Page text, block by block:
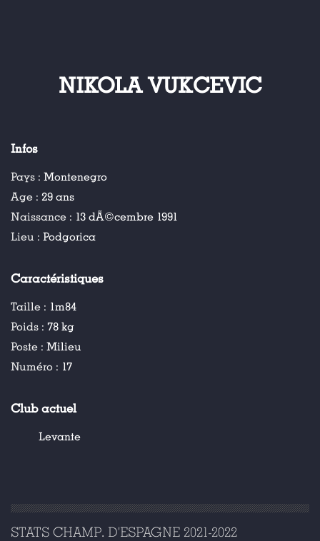
NIKOLA VUKCEVIC
Infos
Pays : Montenegro
Age : 29 ans
Naissance : 13 dÃ©cembre 1991
Lieu : Podgorica
Caractéristiques
Taille : 1m84
Poids : 78 kg
Poste : Milieu
Numéro : 17
Club actuel
Levante
STATS CHAMP. D'ESPAGNE 2021-2022